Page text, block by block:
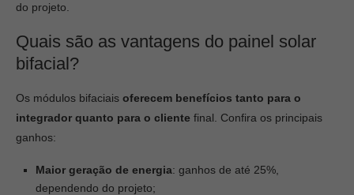
do projeto.
Quais são as vantagens do painel solar
bifacial?
Os módulos bifaciais oferecem benefícios tanto para o
integrador quanto para o cliente final. Confira os principais
ganhos:
Maior geração de energia: ganhos de até 25%,
dependendo do projeto;